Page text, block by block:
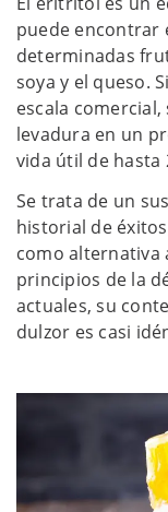
puede encontrar
determinadas
soya y el queso.
escala
levadura en un
vida útil de hasta
Se trata de un
historial de
como alternativa
principios de la
actuales, su
dulzor es casi